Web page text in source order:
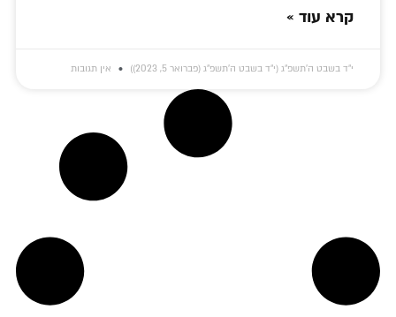
קרא עוד »
י״ד בשבט ה׳תשפ״ג (י״ד בשבט ה׳תשפ״ג (פברואר 5, 2023)) אין תגובות